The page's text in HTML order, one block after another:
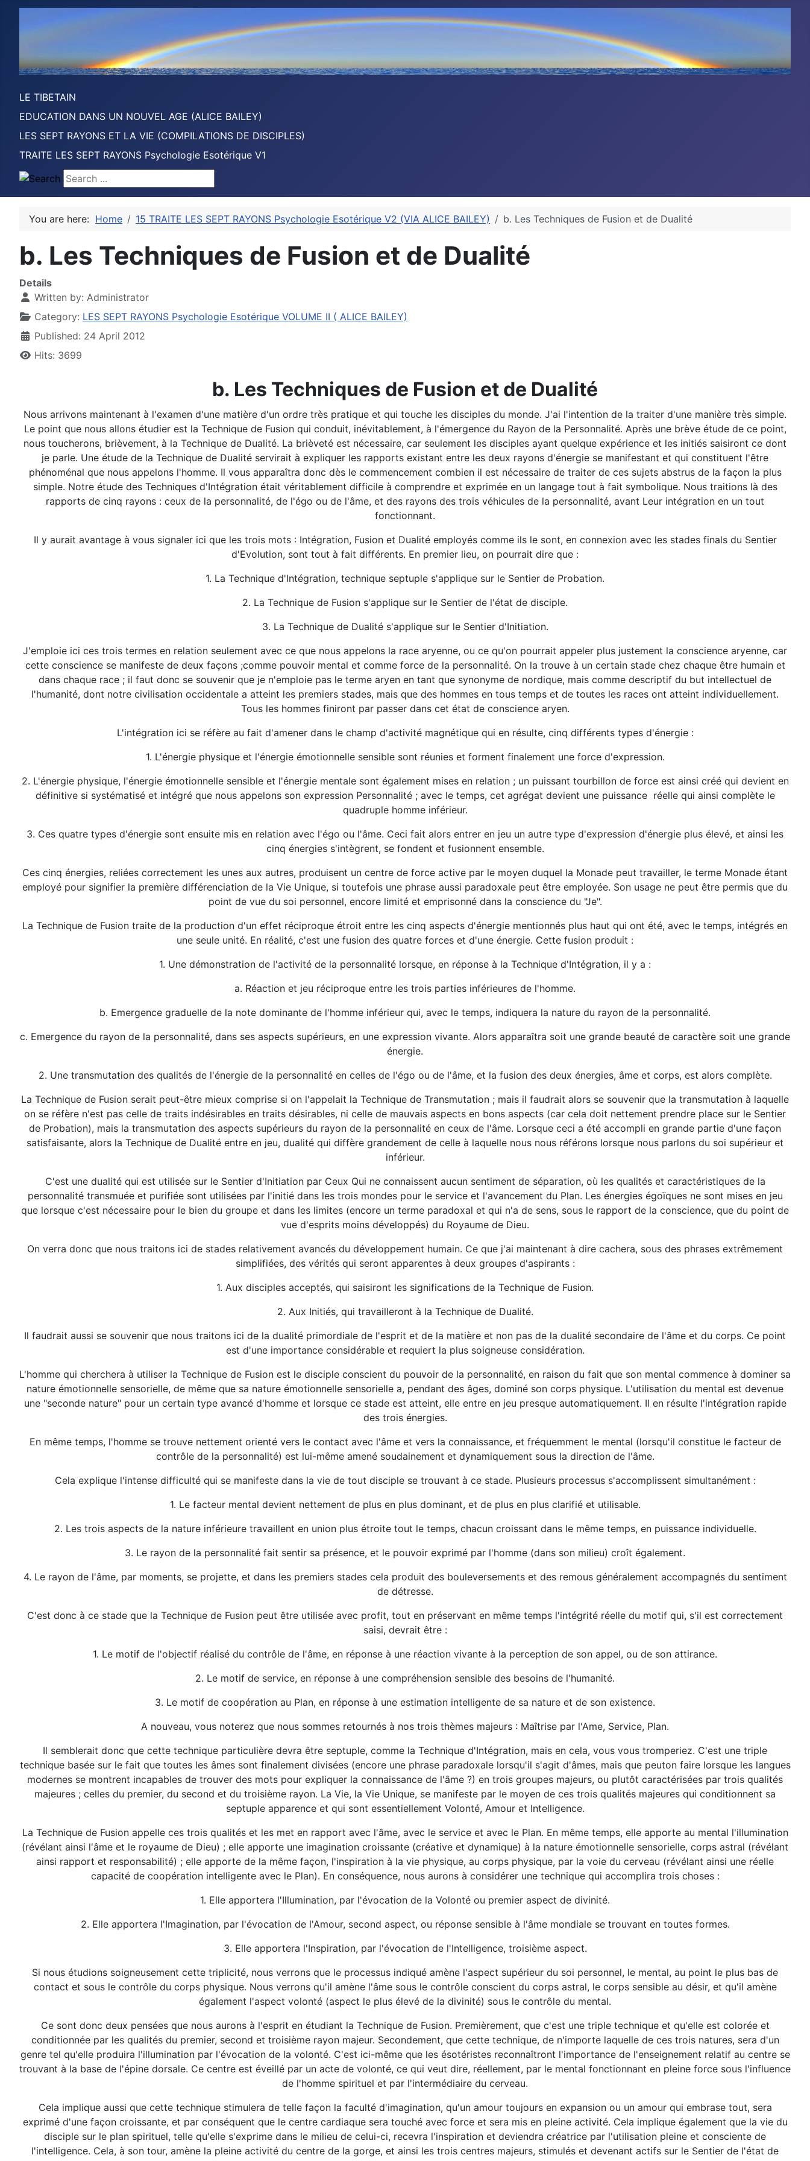
LE TIBETAIN
EDUCATION DANS UN NOUVEL AGE (ALICE BAILEY)
LES SEPT RAYONS ET LA VIE (COMPILATIONS DE DISCIPLES)
TRAITE LES SEPT RAYONS Psychologie Esotérique V1
Search ...
You are here: Home 15 TRAITE LES SEPT RAYONS Psychologie Esotérique V2 (VIA ALICE BAILEY) b. Les Techniques de Fusion et de Dualité
b. Les Techniques de Fusion et de Dualité
Details
Written by: Administrator
Category: LES SEPT RAYONS Psychologie Esotérique VOLUME II ( ALICE BAILEY)
Published: 24 April 2012
Hits: 3699
b. Les Techniques de Fusion et de Dualité
Nous arrivons maintenant à l'examen d'une matière d'un ordre très pratique et qui touche les disciples du monde. J'ai l'intention de la traiter d'une manière très simple.
Le point que nous allons étudier est la Technique de Fusion qui conduit, inévitablement, à l'émergence du Rayon de la Personnalité. Après une brève étude de ce point,
nous toucherons, brièvement, à la Technique de Dualité. La brièveté est nécessaire, car seulement les disciples ayant quelque expérience et les initiés saisiront ce dont
je parle. Une étude de la Technique de Dualité servirait à expliquer les rapports existant entre les deux rayons d'énergie se manifestant et qui constituent l'être
phénoménal que nous appelons l'homme. Il vous apparaîtra donc dès le commencement combien il est nécessaire de traiter de ces sujets abstrus de la façon la plus
simple. Notre étude des Techniques d'Intégration était véritablement difficile à comprendre et exprimée en un langage tout à fait symbolique. Nous traitions là des
rapports de cinq rayons : ceux de la personnalité, de l'égo ou de l'âme, et des rayons des trois véhicules de la personnalité, avant Leur intégration en un tout
fonctionnant.
Il y aurait avantage à vous signaler ici que les trois mots : Intégration, Fusion et Dualité employés comme ils le sont, en connexion avec les stades finals du Sentier
d'Evolution, sont tout à fait différents. En premier lieu, on pourrait dire que :
1. La Technique d'Intégration, technique septuple s'applique sur le Sentier de Probation.
2. La Technique de Fusion s'applique sur le Sentier de l'état de disciple.
3. La Technique de Dualité s'applique sur le Sentier d'Initiation.
J'emploie ici ces trois termes en relation seulement avec ce que nous appelons la race aryenne, ou ce qu'on pourrait appeler plus justement la conscience aryenne, car
cette conscience se manifeste de deux façons ;comme pouvoir mental et comme force de la personnalité. On la trouve à un certain stade chez chaque être humain et
dans chaque race ; il faut donc se souvenir que je n'emploie pas le terme aryen en tant que synonyme de nordique, mais comme descriptif du but intellectuel de
l'humanité, dont notre civilisation occidentale a atteint les premiers stades, mais que des hommes en tous temps et de toutes les races ont atteint individuellement.
Tous les hommes finiront par passer dans cet état de conscience aryen.
L'intégration ici se réfère au fait d'amener dans le champ d'activité magnétique qui en résulte, cinq différents types d'énergie :
1. L'énergie physique et l'énergie émotionnelle sensible sont réunies et forment finalement une force d'expression.
2. L'énergie physique, l'énergie émotionnelle sensible et l'énergie mentale sont également mises en relation ; un puissant tourbillon de force est ainsi créé qui devient en
définitive si systématisé et intégré que nous appelons son expression Personnalité ; avec le temps, cet agrégat devient une puissance réelle qui ainsi complète le
quadruple homme inférieur.
3. Ces quatre types d'énergie sont ensuite mis en relation avec l'égo ou l'âme. Ceci fait alors entrer en jeu un autre type d'expression d'énergie plus élevé, et ainsi les
cinq énergies s'intègrent, se fondent et fusionnent ensemble.
Ces cinq énergies, reliées correctement les unes aux autres, produisent un centre de force active par le moyen duquel la Monade peut travailler, le terme Monade étant
employé pour signifier la première différenciation de la Vie Unique, si toutefois une phrase aussi paradoxale peut être employée. Son usage ne peut être permis que du
point de vue du soi personnel, encore limité et emprisonné dans la conscience du "Je".
La Technique de Fusion traite de la production d'un effet réciproque étroit entre les cinq aspects d'énergie mentionnés plus haut qui ont été, avec le temps, intégrés en
une seule unité. En réalité, c'est une fusion des quatre forces et d'une énergie. Cette fusion produit :
1. Une démonstration de l'activité de la personnalité lorsque, en réponse à la Technique d'Intégration, il y a :
a. Réaction et jeu réciproque entre les trois parties inférieures de l'homme.
b. Emergence graduelle de la note dominante de l'homme inférieur qui, avec le temps, indiquera la nature du rayon de la personnalité.
c. Emergence du rayon de la personnalité, dans ses aspects supérieurs, en une expression vivante. Alors apparaîtra soit une grande beauté de caractère soit une grande
énergie.
2. Une transmutation des qualités de l'énergie de la personnalité en celles de l'égo ou de l'âme, et la fusion des deux énergies, âme et corps, est alors complète.
La Technique de Fusion serait peut-être mieux comprise si on l'appelait la Technique de Transmutation ; mais il faudrait alors se souvenir que la transmutation à laquelle
on se réfère n'est pas celle de traits indésirables en traits désirables, ni celle de mauvais aspects en bons aspects (car cela doit nettement prendre place sur le Sentier
de Probation), mais la transmutation des aspects supérieurs du rayon de la personnalité en ceux de l'âme. Lorsque ceci a été accompli en grande partie d'une façon
satisfaisante, alors la Technique de Dualité entre en jeu, dualité qui diffère grandement de celle à laquelle nous nous référons lorsque nous parlons du soi supérieur et
inférieur.
C'est une dualité qui est utilisée sur le Sentier d'Initiation par Ceux Qui ne connaissent aucun sentiment de séparation, où les qualités et caractéristiques de la
personnalité transmuée et purifiée sont utilisées par l'initié dans les trois mondes pour le service et l'avancement du Plan. Les énergies égoïques ne sont mises en jeu
que lorsque c'est nécessaire pour le bien du groupe et dans les limites (encore un terme paradoxal et qui n'a de sens, sous le rapport de la conscience, que du point de
vue d'esprits moins développés) du Royaume de Dieu.
On verra donc que nous traitons ici de stades relativement avancés du développement humain. Ce que j'ai maintenant à dire cachera, sous des phrases extrêmement
simplifiées, des vérités qui seront apparentes à deux groupes d'aspirants :
1. Aux disciples acceptés, qui saisiront les significations de la Technique de Fusion.
2. Aux Initiés, qui travailleront à la Technique de Dualité.
Il faudrait aussi se souvenir que nous traitons ici de la dualité primordiale de l'esprit et de la matière et non pas de la dualité secondaire de l'âme et du corps. Ce point
est d'une importance considérable et requiert la plus soigneuse considération.
L'homme qui cherchera à utiliser la Technique de Fusion est le disciple conscient du pouvoir de la personnalité, en raison du fait que son mental commence à dominer sa
nature émotionnelle sensorielle, de même que sa nature émotionnelle sensorielle a, pendant des âges, dominé son corps physique. L'utilisation du mental est devenue
une "seconde nature" pour un certain type avancé d'homme et lorsque ce stade est atteint, elle entre en jeu presque automatiquement. Il en résulte l'intégration rapide
des trois énergies.
En même temps, l'homme se trouve nettement orienté vers le contact avec l'âme et vers la connaissance, et fréquemment le mental (lorsqu'il constitue le facteur de
contrôle de la personnalité) est lui-même amené soudainement et dynamiquement sous la direction de l'âme.
Cela explique l'intense difficulté qui se manifeste dans la vie de tout disciple se trouvant à ce stade. Plusieurs processus s'accomplissent simultanément :
1. Le facteur mental devient nettement de plus en plus dominant, et de plus en plus clarifié et utilisable.
2. Les trois aspects de la nature inférieure travaillent en union plus étroite tout le temps, chacun croissant dans le même temps, en puissance individuelle.
3. Le rayon de la personnalité fait sentir sa présence, et le pouvoir exprimé par l'homme (dans son milieu) croît également.
4. Le rayon de l'âme, par moments, se projette, et dans les premiers stades cela produit des bouleversements et des remous généralement accompagnés du sentiment
de détresse.
C'est donc à ce stade que la Technique de Fusion peut être utilisée avec profit, tout en préservant en même temps l'intégrité réelle du motif qui, s'il est correctement
saisi, devrait être :
1. Le motif de l'objectif réalisé du contrôle de l'âme, en réponse à une réaction vivante à la perception de son appel, ou de son attirance.
2. Le motif de service, en réponse à une compréhension sensible des besoins de l'humanité.
3. Le motif de coopération au Plan, en réponse à une estimation intelligente de sa nature et de son existence.
A nouveau, vous noterez que nous sommes retournés à nos trois thèmes majeurs : Maîtrise par l'Ame, Service, Plan.
Il semblerait donc que cette technique particulière devra être septuple, comme la Technique d'Intégration, mais en cela, vous vous tromperiez. C'est une triple
technique basée sur le fait que toutes les âmes sont finalement divisées (encore une phrase paradoxale lorsqu'il s'agit d'âmes, mais que peuton faire lorsque les langues
modernes se montrent incapables de trouver des mots pour expliquer la connaissance de l'âme ?) en trois groupes majeurs, ou plutôt caractérisées par trois qualités
majeures ; celles du premier, du second et du troisième rayon. La Vie, la Vie Unique, se manifeste par le moyen de ces trois qualités majeures qui conditionnent sa
septuple apparence et qui sont essentiellement Volonté, Amour et Intelligence.
La Technique de Fusion appelle ces trois qualités et les met en rapport avec l'âme, avec le service et avec le Plan. En même temps, elle apporte au mental l'illumination
(révélant ainsi l'âme et le royaume de Dieu) ; elle apporte une imagination croissante (créative et dynamique) à la nature émotionnelle sensorielle, corps astral (révélant
ainsi rapport et responsabilité) ; elle apporte de la même façon, l'inspiration à la vie physique, au corps physique, par la voie du cerveau (révélant ainsi une réelle
capacité de coopération intelligente avec le Plan). En conséquence, nous aurons à considérer une technique qui accomplira trois choses :
1. Elle apportera l'Illumination, par l'évocation de la Volonté ou premier aspect de divinité.
2. Elle apportera l'Imagination, par l'évocation de l'Amour, second aspect, ou réponse sensible à l'âme mondiale se trouvant en toutes formes.
3. Elle apportera l'Inspiration, par l'évocation de l'Intelligence, troisième aspect.
Si nous étudions soigneusement cette triplicité, nous verrons que le processus indiqué amène l'aspect supérieur du soi personnel, le mental, au point le plus bas de
contact et sous le contrôle du corps physique. Nous verrons qu'il amène l'âme sous le contrôle conscient du corps astral, le corps sensible au désir, et qu'il amène
également l'aspect volonté (aspect le plus élevé de la divinité) sous le contrôle du mental.
Ce sont donc deux pensées que nous aurons à l'esprit en étudiant la Technique de Fusion. Premièrement, que c'est une triple technique et qu'elle est colorée et
conditionnée par les qualités du premier, second et troisième rayon majeur. Secondement, que cette technique, de n'importe laquelle de ces trois natures, sera d'un
genre tel qu'elle produira l'illumination par l'évocation de la volonté. C'est ici-même que les ésotéristes reconnaîtront l'importance de l'enseignement relatif au centre se
trouvant à la base de l'épine dorsale. Ce centre est éveillé par un acte de volonté, ce qui veut dire, réellement, par le mental fonctionnant en pleine force sous l'influence
de l'homme spirituel et par l'intermédiaire du cerveau.
Cela implique aussi que cette technique stimulera de telle façon la faculté d'imagination, qu'un amour toujours en expansion ou un amour qui embrase tout, sera
exprimé d'une façon croissante, et par conséquent que le centre cardiaque sera touché avec force et sera mis en pleine activité. Cela implique également que la vie du
disciple sur le plan spirituel, telle qu'elle s'exprime dans le milieu de celui-ci, recevra l'inspiration et deviendra créatrice par l'utilisation pleine et consciente de
l'intelligence. Cela, à son tour, amène la pleine activité du centre de la gorge, et ainsi les trois centres majeurs, stimulés et devenant actifs sur le Sentier de l'état de